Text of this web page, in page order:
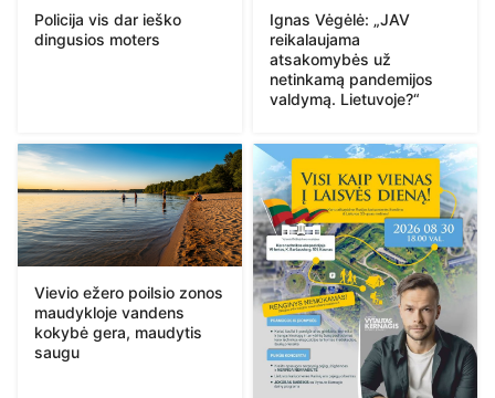
Policija vis dar ieško
dingusios moters
Ignas Vėgėlė: „JAV
reikalaujama
atsakomybės už
netinkamą pandemijos
valdymą. Lietuvoje?“
Vievio ežero poilsio zonos
maudykloje vandens
kokybė gera, maudytis
saugu